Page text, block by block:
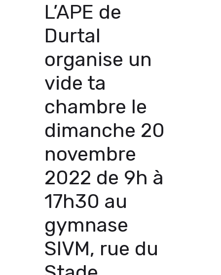
L’APE de
Durtal
organise un
vide ta
chambre le
dimanche 20
novembre
2022 de 9h à
17h30 au
gymnase
SIVM, rue du